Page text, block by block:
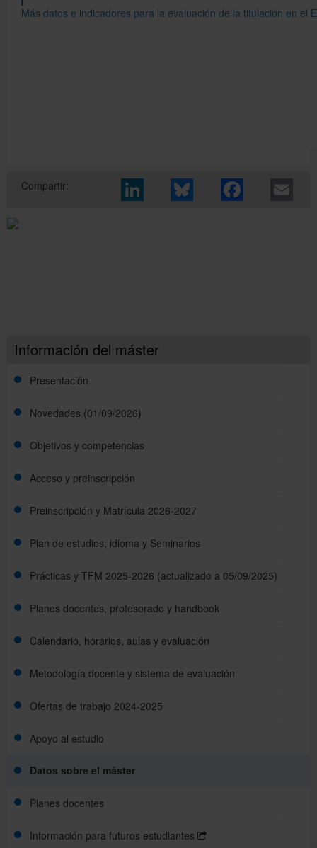
Información del máster
Presentación
Novedades (01/09/2026)
1ª Convocatoria de Revaluación curso 2025-2026
Presentación del Máster en Inmunologia Avanzada
TFM curso 2024-2025
2ª Convocatoria de Revaluación curso 2024-2025
Objetivos y competencias
Acceso y preinscripción
Perfil y requisitos de acceso
Preinscripción
Lista de admitidos
Preinscripción y Matrícula 2026-2027
Perfil de ingreso
Preinscripción, Selección y Admisión
Documentos
Precios y Tasas
Fechas, Enlaces y Resultados de los procesos
Plan de estudios, idioma y Seminarios
Plan de estudios e Idioma
Seminaris 2025-26
Reconocimiento de créditos
Prácticas y TFM 2025-2026 (actualizado a 05/09/2025)
Planes docentes, profesorado y handbook
Planes Docentes 2025-2026
Profesorado
Handbook
Calendario, horarios, aulas y evaluación
Calendario académico
Horarios de clase y Evaluación
Metodología docente y sistema de evaluación
Organización y metodología docente
Sistema de evaluación
Ofertas de trabajo 2024-2025
Apoyo al estudio
Becas y ayudas
Acciones de apoyo y orientación
Movilidad
Datos sobre el máster
Planes docentes
Información para futuros estudiantes
Compartir: